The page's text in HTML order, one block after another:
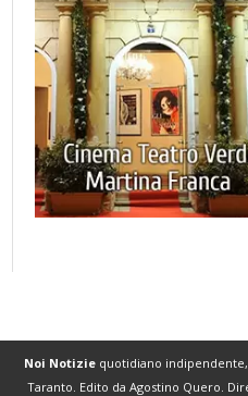
Noi Notiziequotidiano indipendente,
Taranto. Edito da Agostino Quero.